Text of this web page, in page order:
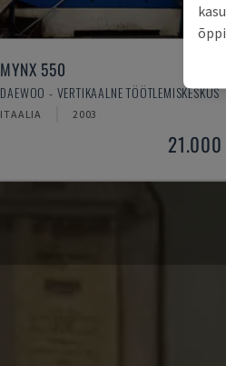
MYNX 550
DAEWOO - VERTIKAALNE TÖÖTLEMISKESKUS
ITAALIA 2003